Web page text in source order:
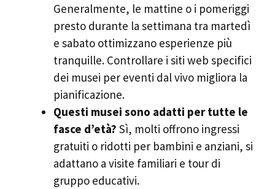
Generalmente, le mattine o i pomeriggi
presto durante la settimana tra martedì
e sabato ottimizzano esperienze più
tranquille. Controllare i siti web specifici
dei musei per eventi dal vivo migliora la
pianificazione.
Questi musei sono adatti per tutte le
fasce d’età? Sì, molti offrono ingressi
gratuiti o ridotti per bambini e anziani, si
adattano a visite familiari e tour di
gruppo educativi.